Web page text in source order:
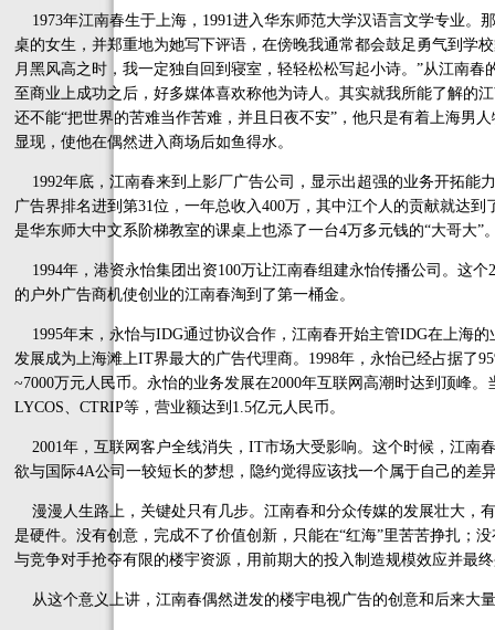
1973年江南春生于上海，1991进入华东师范大学汉语言文学专业。
桌的女生，并郑重地为她写下评语，在傍晚我通常都会鼓足勇气到学
月黑风高之时，我一定独自回到寝室，轻轻松松写起小诗。”从江南
至商业上成功之后，好多媒体喜欢称他为诗人。其实就我所能了解的
还不能“把世界的苦难当作苦难，并且日夜不安”，他只是有着上海男
显现，使他在偶然进入商场后如鱼得水。
1992年底，江南春来到上影厂广告公司，显示出超强的业务开拓能
广告界排名进到第31位，一年总收入400万，其中江个人的贡献就达
是华东师大中文系阶梯教室的课桌上也添了一台4万多元钱的“大哥大”
1994年，港资永怡集团出资100万让江南春组建永怡传播公司。这
的户外广告商机使创业的江南春淘到了第一桶金。
1995年末，永怡与IDG通过协议合作，江南春开始主管IDG在上海
发展成为上海滩上IT界最大的广告代理商。1998年，永怡已经占据了
~7000万元人民币。永怡的业务发展在2000年互联网高潮时达到顶峰
LYCOS、CTRIP等，营业额达到1.5亿元人民币。
2001年，互联网客户全线消失，IT市场大受影响。这个时候，江南
欲与国际4A公司一较短长的梦想，隐约觉得应该找一个属于自己的
漫漫人生路上，关键处只有几步。江南春和分众传媒的发展壮大，
是硬件。没有创意，完成不了价值创新，只能在“红海”里苦苦挣扎；
与竞争对手抢夺有限的楼宇资源，用前期大的投入制造规模效应并最
从这个意义上讲，江南春偶然迸发的楼宇电视广告的创意和后来大